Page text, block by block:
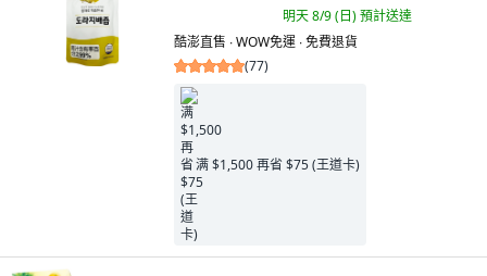
明天 8/9 (日)預計送達
酷澎直售 ∙ WOW免運 ∙ 免費退貨
(77)
满 $1,500 再省 $75 (王道卡)